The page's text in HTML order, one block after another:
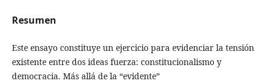
Resumen
Este ensayo constituye un ejercicio para evidenciar la tensión
existente entre dos ideas fuerza: constitucionalismo y
democracia. Más allá de la “evidente”